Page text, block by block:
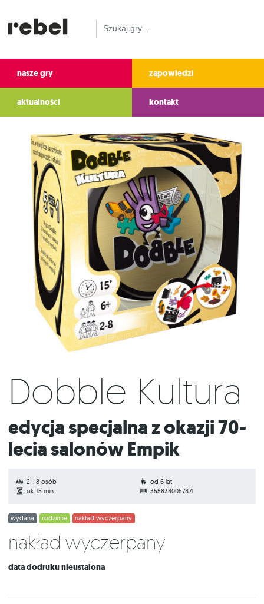
nasze gry zapowiedzi
aktualności kontakt
Dobble Kultura
Edycja specjalna z okazji 70-
lecia salonów Empik
2 - 8 osób
od 6 lat
ok. 15 min.
3558380057871
wydana rodzinne nakład wyczerpany
Nakład wyczerpany
data dodruku nieustalona